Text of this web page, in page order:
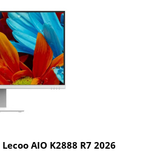
AIO K2888 R7 2026